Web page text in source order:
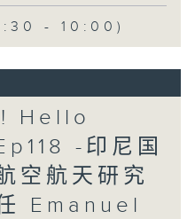
- 10:00)
Hello
-印尼国
空航天研究
Emanuel